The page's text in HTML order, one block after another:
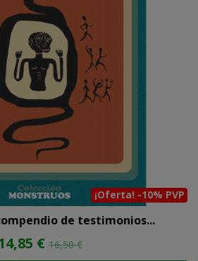
¡Oferta! -10% PVP
de testimonios...
€ 16,50 €